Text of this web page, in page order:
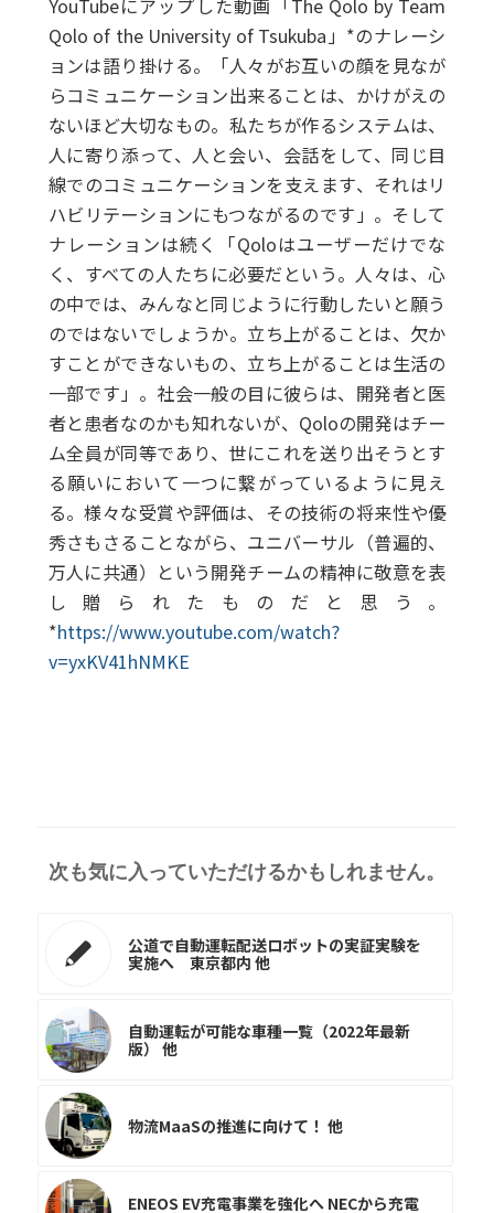
YouTubeにアップした動画「The Qolo by Team
Qolo of the University of Tsukuba」*のナレーシ
ョンは語り掛ける。「人々がお互いの顔を見なが
らコミュニケーション出来ることは、かけがえの
ないほど大切なもの。私たちが作るシステムは、
人に寄り添って、人と会い、会話をして、同じ目
線でのコミュニケーションを支えます、それはリ
ハビリテーションにもつながるのです」。そして
ナレーションは続く「Qoloはユーザーだけでな
く、すべての人たちに必要だという。人々は、心
の中では、みんなと同じように行動したいと願う
のではないでしょうか。立ち上がることは、欠か
すことができないもの、立ち上がることは生活の
一部です」。社会一般の目に彼らは、開発者と医
者と患者なのかも知れないが、Qoloの開発はチー
ム全員が同等であり、世にこれを送り出そうとす
る願いにおいて一つに繋がっているように見え
る。様々な受賞や評価は、その技術の将来性や優
秀さもさることながら、ユニバーサル（普遍的、
万人に共通）という開発チームの精神に敬意を表
し贈られたものだと思う。
*https://www.youtube.com/watch?
v=yxKV41hNMKE
次も気に入っていただけるかもしれません。
公道で自動運転配送ロボットの実証実験を
実施へ 東京都内 他
自動運転が可能な車種一覧（2022年最新
版） 他
物流MaaSの推進に向けて！ 他
ENEOS EV充電事業を強化へ NECから充電